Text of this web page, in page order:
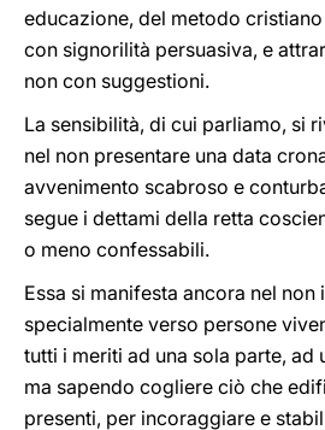
educazione, del metodo
con signorilità persuasiva, e
non con suggestioni.
La sensibilità, di cui parliamo, si
nel non presentare una data
avvenimento scabroso e
segue i dettami della retta
o meno confessabili.
Essa si manifesta ancora nel
specialmente verso persone
tutti i meriti ad una sola parte, ad
ma sapendo cogliere ciò che
presenti, per incoraggiare e